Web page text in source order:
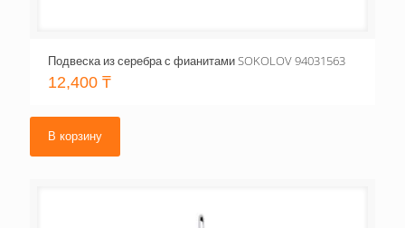
Подвеска из серебра с фианитами SOKOLOV 94031563
12,400 ₸
В корзину